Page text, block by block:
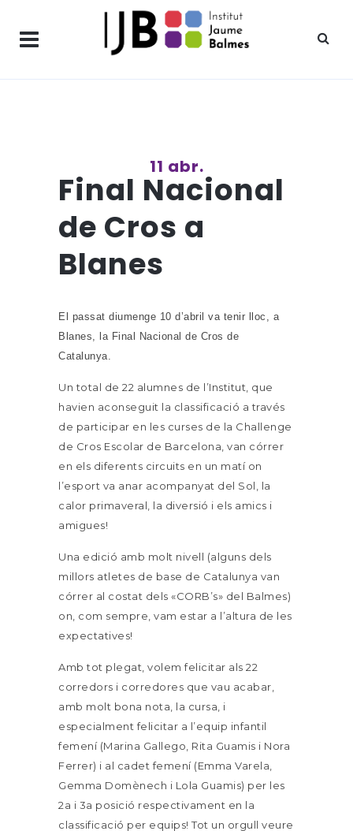
11 abr.
Final Nacional
de Cros a
Blanes
El passat diumenge 10 d’abril va tenir lloc, a
Blanes, la Final Nacional de Cros de
Catalunya.
Un total de 22 alumnes de l’Institut, que
havien aconseguit la classificació a través
de participar en les curses de la Challenge
de Cros Escolar de Barcelona, van córrer
en els diferents circuits en un matí on
l’esport va anar acompanyat del Sol, la
calor primaveral, la diversió i els amics i
amigues!
Una edició amb molt nivell (alguns dels
millors atletes de base de Catalunya van
córrer al costat dels «CORB’s» del Balmes)
on, com sempre, vam estar a l’altura de les
expectatives!
Amb tot plegat, volem felicitar als 22
corredors i corredores que vau acabar,
amb molt bona nota, la cursa, i
especialment felicitar a l’equip infantil
femení (Marina Gallego, Rita Guamis i Nora
Ferrer) i al cadet femení (Emma Varela,
Gemma Domènech i Lola Guamis) per les
2a i 3a posició respectivament en la
classificació per equips! Tot un orgull veure